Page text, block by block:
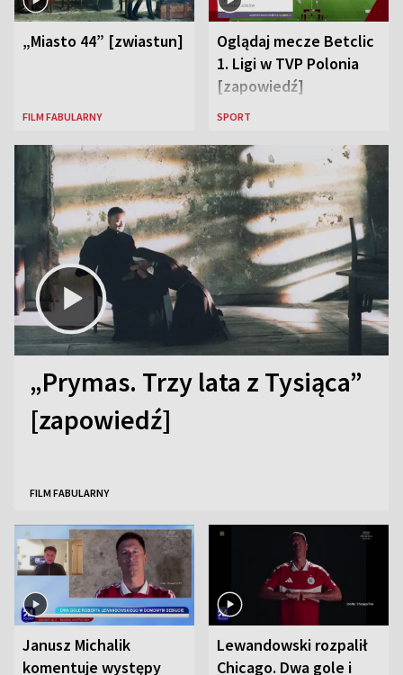
„Miasto 44” [zwiastun]
FILM FABULARNY
Oglądaj mecze Betclic
1. Ligi w TVP Polonia
[zapowiedź]
SPORT
„Prymas. Trzy lata z Tysiąca”
[zapowiedź]
FILM FABULARNY
Janusz Michalik
komentuje występy
Lewandowski rozpalił
Chicago. Dwa gole i